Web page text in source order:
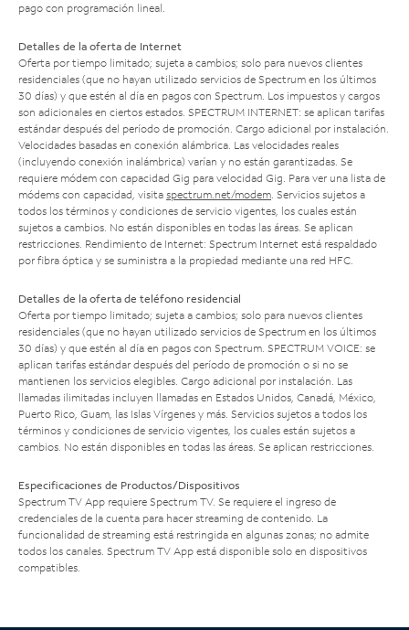
pago con programación lineal.
Detalles de la oferta de Internet
Oferta por tiempo limitado; sujeta a cambios; solo para nuevos clientes
residenciales (que no hayan utilizado servicios de Spectrum en los últimos
30 días) y que estén al día en pagos con Spectrum. Los impuestos y cargos
son adicionales en ciertos estados. SPECTRUM INTERNET: se aplican tarifas
estándar después del período de promoción. Cargo adicional por instalación.
Velocidades basadas en conexión alámbrica. Las velocidades reales
(incluyendo conexión inalámbrica) varían y no están garantizadas. Se
requiere módem con capacidad Gig para velocidad Gig. Para ver una lista de
módems con capacidad, visita spectrum.net/modem. Servicios sujetos a
todos los términos y condiciones de servicio vigentes, los cuales están
sujetos a cambios. No están disponibles en todas las áreas. Se aplican
restricciones. Rendimiento de Internet: Spectrum Internet está respaldado
por fibra óptica y se suministra a la propiedad mediante una red HFC.
Detalles de la oferta de teléfono residencial
Oferta por tiempo limitado; sujeta a cambios; solo para nuevos clientes
residenciales (que no hayan utilizado servicios de Spectrum en los últimos
30 días) y que estén al día en pagos con Spectrum. SPECTRUM VOICE: se
aplican tarifas estándar después del período de promoción o si no se
mantienen los servicios elegibles. Cargo adicional por instalación. Las
llamadas ilimitadas incluyen llamadas en Estados Unidos, Canadá, México,
Puerto Rico, Guam, las Islas Vírgenes y más. Servicios sujetos a todos los
términos y condiciones de servicio vigentes, los cuales están sujetos a
cambios. No están disponibles en todas las áreas. Se aplican restricciones.
Especificaciones de Productos/Dispositivos
Spectrum TV App requiere Spectrum TV. Se requiere el ingreso de
credenciales de la cuenta para hacer streaming de contenido. La
funcionalidad de streaming está restringida en algunas zonas; no admite
todos los canales. Spectrum TV App está disponible solo en dispositivos
compatibles.